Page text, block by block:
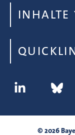
INHALTE
© 2026